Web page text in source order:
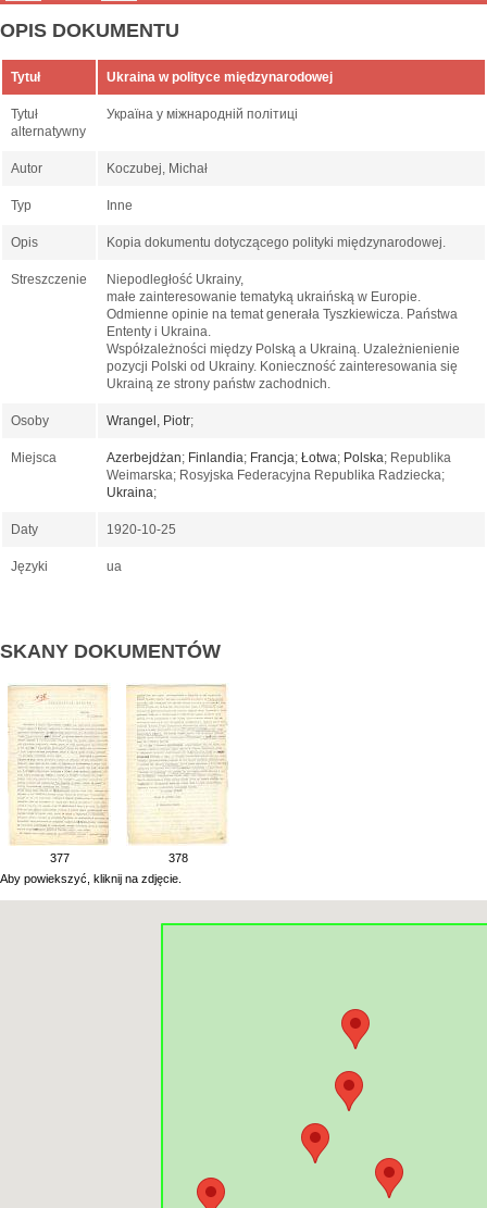
OPIS DOKUMENTU
Tytuł Ukraina w polityce międzynarodowej
Tytuł
alternatywny
Україна у міжнародній політиці
Autor Koczubej, Michał
Typ Inne
Opis Kopia dokumentu dotyczącego polityki międzynarodowej.
Streszczenie
Niepodległość Ukrainy,
małe zainteresowanie tematyką ukraińską w Europie.
Odmienne opinie na temat generała Tyszkiewicza. Państwa
Ententy i Ukraina.
Współzależności między Polską a Ukrainą. Uzależnienienie
pozycji Polski od Ukrainy. Konieczność zainteresowania się
Ukrainą ze strony państw zachodnich.
Osoby Wrangel, Piotr;
Miejsca Azerbejdżan; Finlandia; Francja; Łotwa; Polska; Republika
Weimarska; Rosyjska Federacyjna Republika Radziecka;
Ukraina;
Daty 1920-10-25
Języki ua
SKANY DOKUMENTÓW
377
378
Aby powiekszyć, kliknij na zdjęcie.